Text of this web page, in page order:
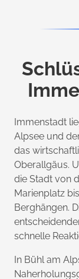
Immenstadt
Alpsee und
das
Oberallgäus.
die Stadt von
Marienplatz
Berghängen.
schnelle
In Bühl am